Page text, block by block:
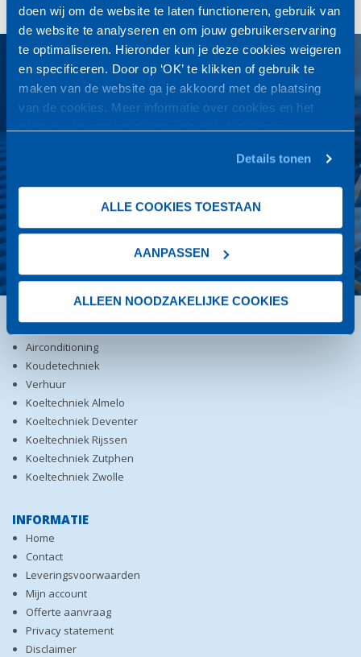
doen wij om de website te laten functioneren, gebruik van
de website te analyseren en om jouw gebruikerservaring
te optimaliseren. Hieronder kun je deze cookies weigeren
en specificeren. Door op ‘OK’ te klikken of gebruik te
maken van de website ga je akkoord met de plaatsing
van de cookies. Meer informatie over cookies en het
Details tonen
ALLE COOKIES TOESTAAN
AANPASSEN
ALLEEN NOODZAKELIJKE COOKIES
24 uur service
Wij zijn het hele jaar door 7 dagen per week en 24 uur per dag
Airconditioning
Koudetechniek
Verhuur
Koeltechniek Almelo
Koeltechniek Deventer
Koeltechniek Rijssen
Koeltechniek Zutphen
Koeltechniek Zwolle
INFORMATIE
Home
Contact
Leveringsvoorwaarden
Mijn account
Offerte aanvraag
Privacy statement
Disclaimer